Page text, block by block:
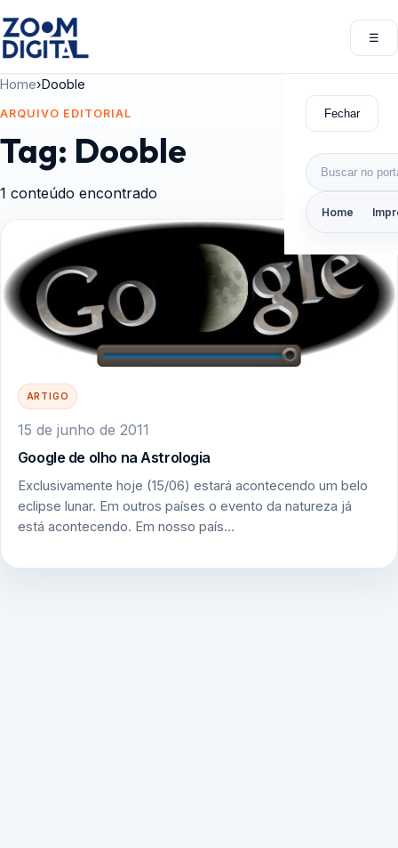
☰
Fechar
Buscar por:
Home
Home›Dooble
ARQUIVO EDITORIAL
Tag: Dooble
1 conteúdo encontrado
ARTIGO
15 de junho de 2011
Google de olho na Astrologia
Exclusivamente hoje (15/06) estará acontecendo um belo
eclipse lunar. Em outros países o evento da natureza já
está acontecendo. Em nosso país…